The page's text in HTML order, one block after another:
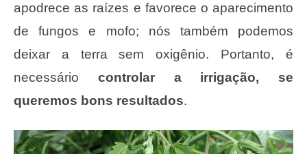
apodrece as raízes e favorece o aparecimento
de fungos e mofo; nós também podemos
deixar a terra sem oxigênio. Portanto, é
necessário controlar a irrigação, se
queremos bons resultados.